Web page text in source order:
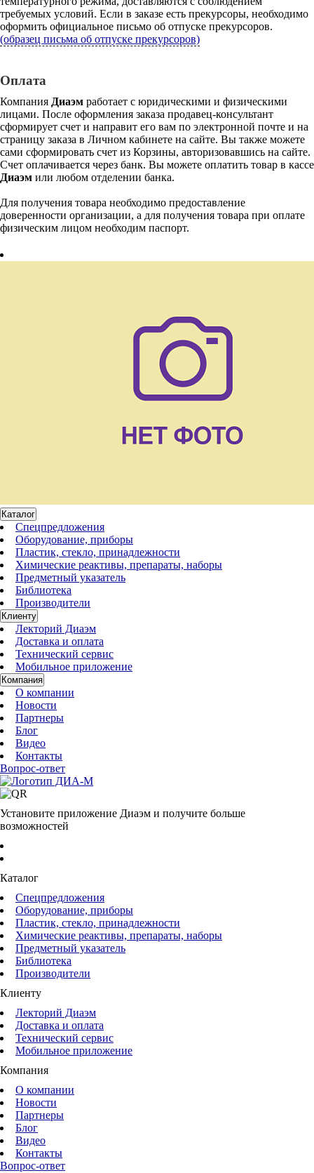
требуемых условий. Если в заказе есть прекурсоры, необходимо
оформить официальное письмо об отпуске прекурсоров.
(образец письма об отпуске прекурсоров)
Оплата
Компания Диаэм работает с юридическими и физическими
лицами. После оформления заказа продавец-консультант
сформирует счет и направит его вам по электронной почте и на
страницу заказа в Личном кабинете на сайте. Вы также можете
сами сформировать счет из Корзины, авторизовавшись на сайте.
Счет оплачивается через банк. Вы можете оплатить товар в кассе
Диаэм или любом отделении банка.
Для получения товара необходимо предоставление
доверенности организации, а для получения товара при оплате
физическим лицом необходим паспорт.
Каталог
Спецпредложения
Оборудование, приборы
Пластик, стекло, принадлежности
Химические реактивы, препараты, наборы
Предметный указатель
Библиотека
Производители
Клиенту
Лекторий Диаэм
Доставка и оплата
Технический сервис
Мобильное приложение
Компания
О компании
Новости
Партнеры
Блог
Видео
Контакты
Вопрос-ответ
Установите приложение Диаэм и получите больше
возможностей
Каталог
Спецпредложения
Оборудование, приборы
Пластик, стекло, принадлежности
Химические реактивы, препараты, наборы
Предметный указатель
Библиотека
Производители
Клиенту
Лекторий Диаэм
Доставка и оплата
Технический сервис
Мобильное приложение
Компания
О компании
Новости
Партнеры
Блог
Видео
Контакты
Вопрос-ответ